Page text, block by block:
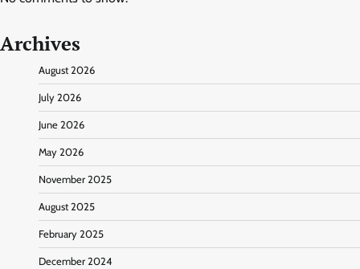
Archives
August 2026
July 2026
June 2026
May 2026
November 2025
August 2025
February 2025
December 2024